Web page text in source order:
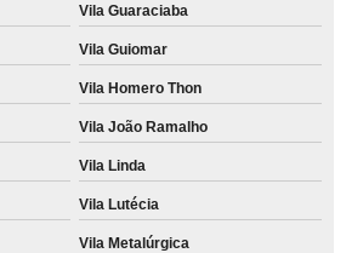
Vila Guaraciaba
Vila Guiomar
Vila Homero Thon
Vila João Ramalho
Vila Linda
Vila Lutécia
Vila Metalúrgica